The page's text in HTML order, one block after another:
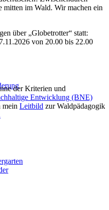
mitten im Wald. Wir machen ein
über „Globetrotter“ statt:
von 20.00 bis 22.00
der Kriterien und
Entwicklung (BNE)
mein Leitbild zur Waldpädagogik